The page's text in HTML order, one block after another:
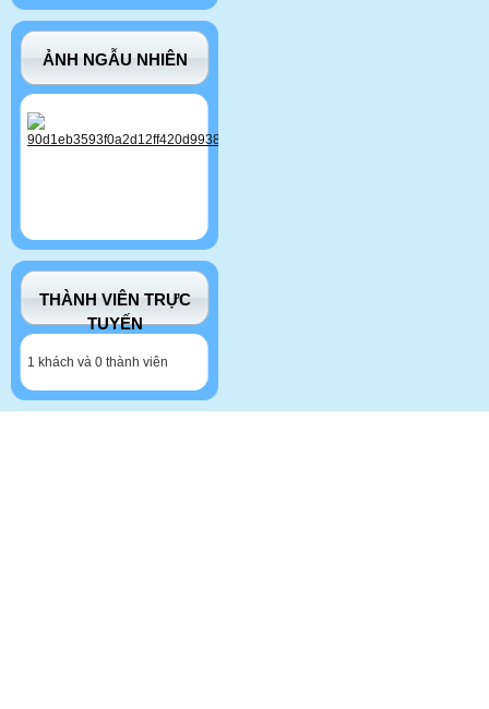
ẢNH NGẪU NHIÊN
THÀNH VIÊN TRỰC
TUYẾN
1 khách và 0 thành viên